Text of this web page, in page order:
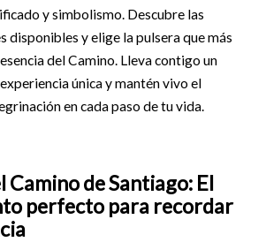
y simbolismo. Descubre las
disponibles y elige la pulsera que más
del Camino. Lleva contigo un
única y mantén vivo el
en cada paso de tu vida.
Camino de Santiago: El
perfecto para recordar